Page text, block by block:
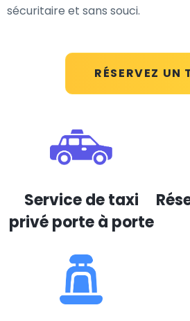
RÉSERVEZ UN
sécuritaire et sans souci.
Service de taxi
privé porte à porte